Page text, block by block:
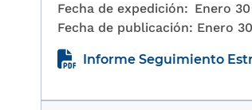
Fecha de expedición: Enero
Fecha de publicación: Enero
Informe Seguimiento